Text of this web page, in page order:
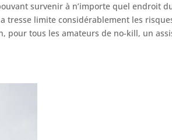
survenir à n’importe quel endroit
limite considérablement les
pour tous les amateurs de no-kill, un